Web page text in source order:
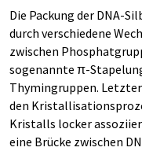
Die Packung der DNA-
durch verschiedene
zwischen
sogenannte π-
Thymingruppen.
den
Kristalls locker
eine Brücke zwischen